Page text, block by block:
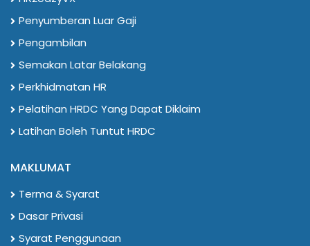
Penyumberan Luar Gaji
Pengambilan
Semakan Latar Belakang
Perkhidmatan HR
Pelatihan HRDC Yang Dapat Diklaim
Latihan Boleh Tuntut HRDC
MAKLUMAT
Terma & Syarat
Dasar Privasi
Syarat Penggunaan